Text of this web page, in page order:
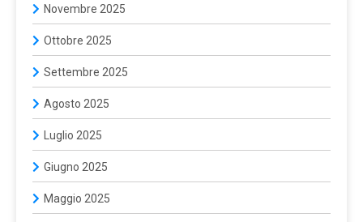
Novembre 2025
Ottobre 2025
Settembre 2025
Agosto 2025
Luglio 2025
Giugno 2025
Maggio 2025